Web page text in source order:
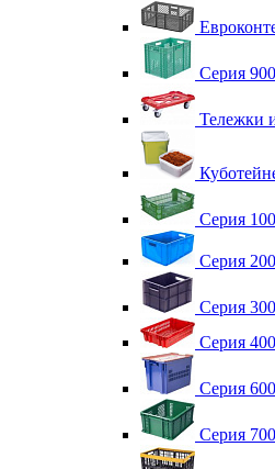
Серия 900
Тележки
Серия 100
Серия 200
Серия 300
Серия 400
Серия 600
Серия 700